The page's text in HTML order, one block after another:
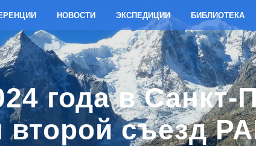
НОВОСТИ ЭКСПЕДИЦИИ БИБЛИОТЕКА
года в Санкт-
второй съезд